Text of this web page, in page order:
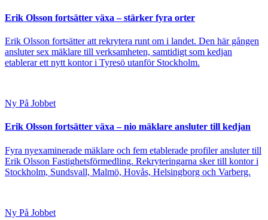
Erik Olsson fortsätter växa – stärker fyra orter
Erik Olsson fortsätter att rekrytera runt om i landet. Den här gången
ansluter sex mäklare till verksamheten, samtidigt som kedjan
etablerar ett nytt kontor i Tyresö utanför Stockholm.
Ny På Jobbet
Erik Olsson fortsätter växa – nio mäklare ansluter till kedjan
Fyra nyexaminerade mäklare och fem etablerade profiler ansluter till
Erik Olsson Fastighetsförmedling. Rekryteringarna sker till kontor i
Stockholm, Sundsvall, Malmö, Hovås, Helsingborg och Varberg.
Ny På Jobbet